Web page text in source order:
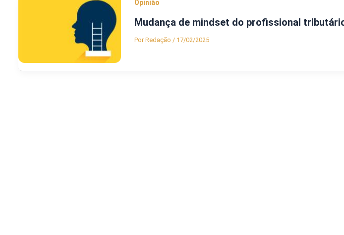
Opinião
Mudança de mindset do profissional
PorRedação / 17/02/2025